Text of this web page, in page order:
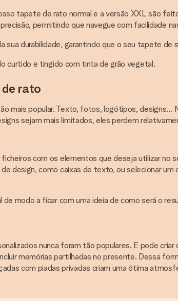
tapete de rato normal e a versão XXL são
permitindo que navegue com facilidade
sua durabilidade, garantindo que o seu tapete
curtido e tingido com tinta de grão vegetal.
rato
mais popular. Texto, fotos, logótipos, designs…
sejam mais limitados, eles perdem
com os elementos que deseja utilizar no
design, como caixas de texto, ou selecionar
modo a ficar com uma ideia de como será o
nunca foram tão populares. E pode
memórias partilhadas no presente. Dessa
com piadas privadas criam uma ótima